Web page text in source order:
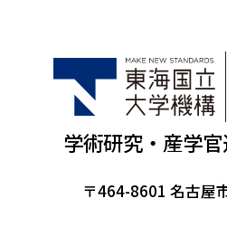
学術研究・産学
〒464-8601 名古屋